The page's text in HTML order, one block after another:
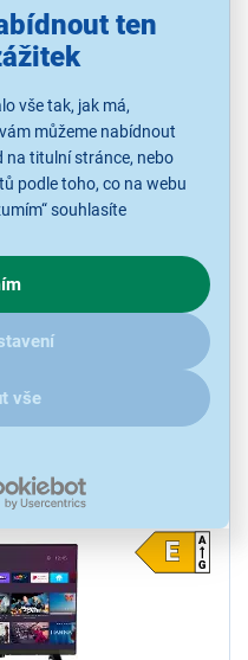
ten
vše tak, jak má,
můžeme nabídnout
na titulní stránce, nebo
podle toho, co na webu
souhlasíte
reklam. Pokud vás
dalšími údaji pracujeme,
vše
energetická třída E,
2 x 10 W, zrcadlení
Max, SkyShowtime, Apple TV